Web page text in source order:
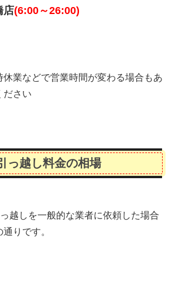
店(6:00～26:00)
業などで営業時間が変わる場合もあ
ださい
っ越し料金の相場
越しを一般的な業者に依頼した場合
りです。